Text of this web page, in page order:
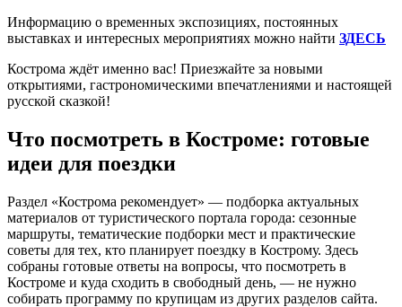
Информацию о временных экспозициях, постоянных
выставках и интересных мероприятиях можно найти ЗДЕСЬ
Кострома ждёт именно вас! Приезжайте за новыми
открытиями, гастрономическими впечатлениями и настоящей
русской сказкой!
Что посмотреть в Костроме: готовые
идеи для поездки
Раздел «Кострома рекомендует» — подборка актуальных
материалов от туристического портала города: сезонные
маршруты, тематические подборки мест и практические
советы для тех, кто планирует поездку в Кострому. Здесь
собраны готовые ответы на вопросы, что посмотреть в
Костроме и куда сходить в свободный день, — не нужно
собирать программу по крупицам из других разделов сайта.